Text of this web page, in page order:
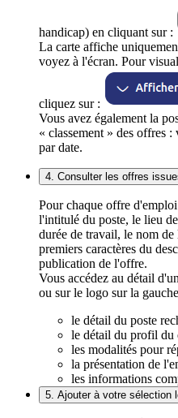
handicap) en cliquant sur :
La carte affiche
voyez à l'écran. Pour
cliquez sur :
Vous avez également la
« classement » des offres
par date.
4. Consulter les offres
Pour chaque offre
l'intitulé du poste, le lieu
durée de travail, le nom
premiers caractères du
publication de l'offre.
Vous accédez au détail
ou sur le logo sur la
le détail du poste
le détail du profil du
les modalités pour
la présentation de
les informations
5. Ajouter à votre sélection